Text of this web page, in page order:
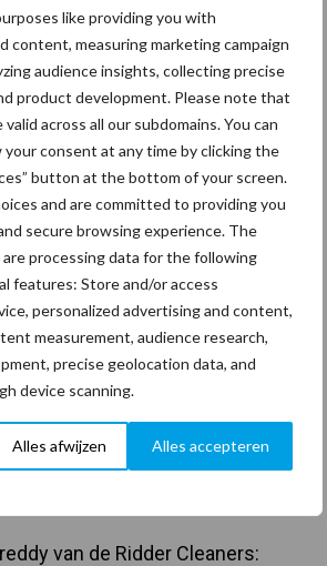
like providing you with
content, measuring marketing campaign
audience insights, collecting precise
product development. Please note that
across all our subdomains. You can
consent at any time by clicking the
button at the bottom of your screen.
and are committed to providing you
secure browsing experience. The
processing data for the following
features: Store and/or access
personalized advertising and content,
measurement, audience research,
precise geolocation data, and
device scanning.
Alles afwijzen Alles accepteren
Partner nieuws
Hervorming flexibele
kent mitsen en
van de Ridder Cleaners:
UVC
Toon meer